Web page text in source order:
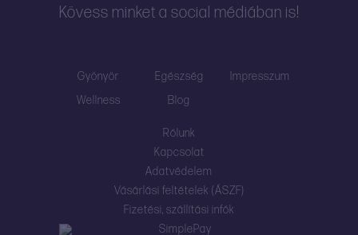
Kövess minket a social médiában is!
Gyönyör
Wellness
Egészség
Blog
Impresszum
Rólunk
Kapcsolat
Adatvédelem
Vásárlási feltételek (ÁSZF)
Fizetési, szállítási infók